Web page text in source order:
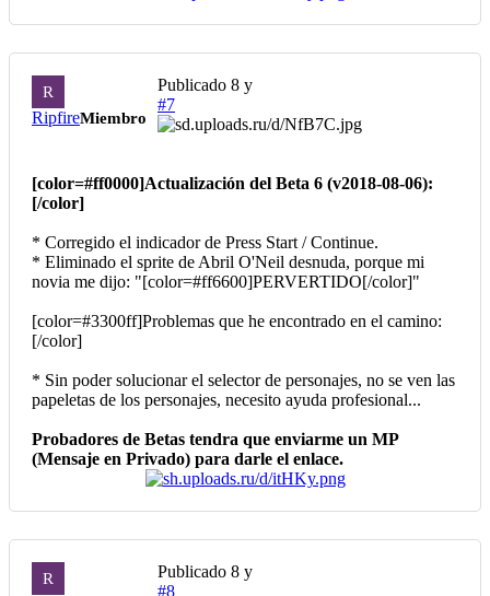
R
RipfireMiembro
Publicado 8 y
#7
[color=#ff0000]Actualización del Beta 6 (v2018-08-06):
[/color]
* Corregido el indicador de Press Start / Continue.
* Eliminado el sprite de Abril O'Neil desnuda, porque mi
novia me dijo: "[color=#ff6600]PERVERTIDO[/color]"
[color=#3300ff]Problemas que he encontrado en el camino:
[/color]
* Sin poder solucionar el selector de personajes, no se ven las
papeletas de los personajes, necesito ayuda profesional...
Probadores de Betas tendra que enviarme un MP
(Mensaje en Privado) para darle el enlace.
R Publicado 8 y
#8